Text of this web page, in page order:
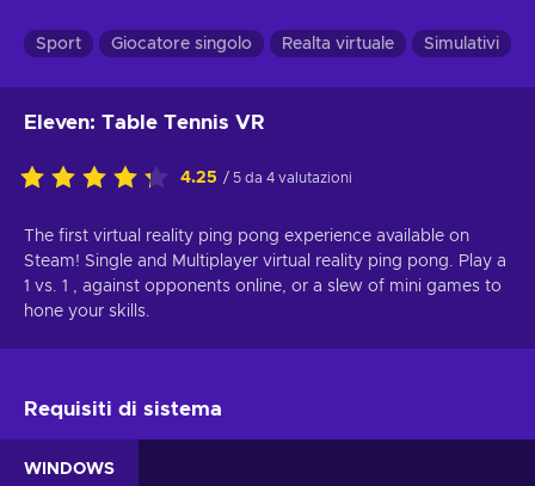
Sport Giocatore singolo Realta virtuale Simulativi
Eleven: Table Tennis VR
4.25 / 5 da 4 valutazioni
The first virtual reality ping pong experience available on
Steam! Single and Multiplayer virtual reality ping pong. Play a
1 vs. 1 , against opponents online, or a slew of mini games to
hone your skills.
Requisiti di sistema
WINDOWS